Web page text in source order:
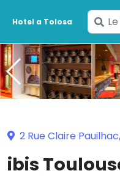
Hotel a Tolosa
le
tue
2 Rue Claire
ibis